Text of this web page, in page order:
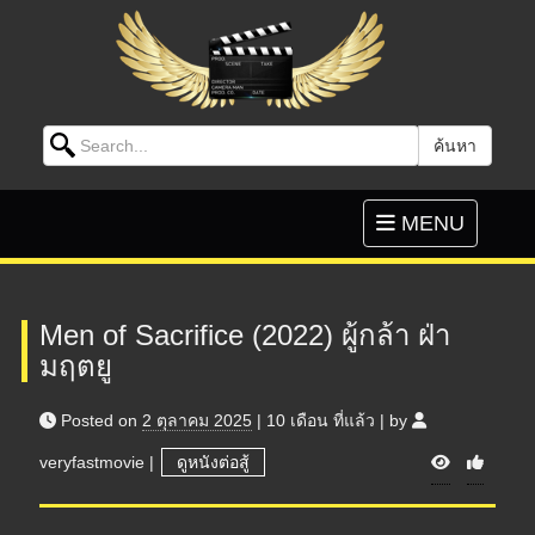
Search for: ค้นหา
Toggle
navigation
MENU
Men of Sacrifice (2022) ผู้กล้า ฝ่า
มฤตยู
Posted on 2 ตุลาคม 2025 | 10 เดือน ที่แล้ว | by
veryfastmovie | ดูหนังต่อสู้ V
i